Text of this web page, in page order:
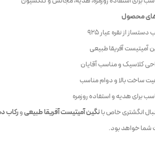
محصول
دستساز از نقره عیار 925
آمیتیست آفریقا طبیعی
کلاسیک و مناسب آقایان
ساخت بالا و دوام مناسب
برای هدیه و استفاده روزمره
انگشتری خاص بانگین آمیتیست آفریقا طبیعیورکاب
شما خواهد بود.